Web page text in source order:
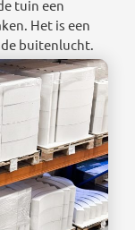
tuin een
Het is een
buitenlucht.